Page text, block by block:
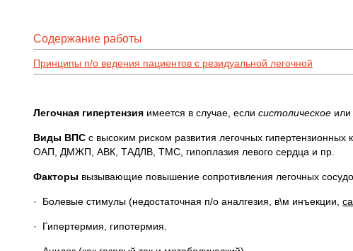
Содержание работы
Принципы п/о ведения пациентов с резидуальной легочной
Легочная гипертензия имеется в случае, если систолическое или
Виды ВПС с высоким риском развития легочных
ОАП, ДМЖП, АВК, ТАДЛВ, ТМС, гипоплазия левого сердца и пр.
Факторы вызывающие повышение сопротивления легочных
· Болевые стимулы (недостаточная п/о аналгезия, в\м инъекции,
· Гипертермия, гипотермия.